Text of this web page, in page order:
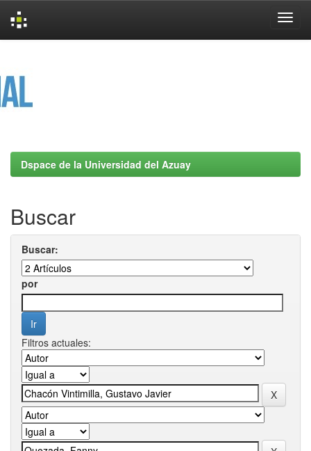
Dspace de la Universidad del Azuay
Buscar
Buscar:
por
Filtros actuales: